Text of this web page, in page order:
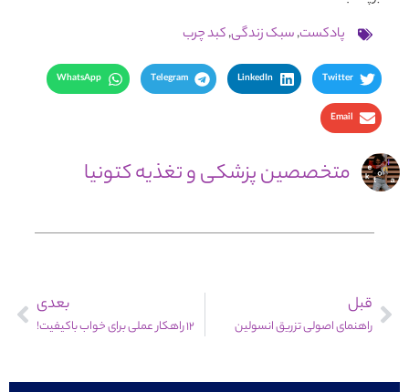
پادکست,سبک زندگی,کبد چرب
Twitter
LinkedIn
Telegram
WhatsApp
Email
متخصصین پزشکی و تغذیه کتونیا
قبل
راهنمای اصولی تزریق انسولین
بعدی
12 راهکار عملی برای خواب باکیفیت!